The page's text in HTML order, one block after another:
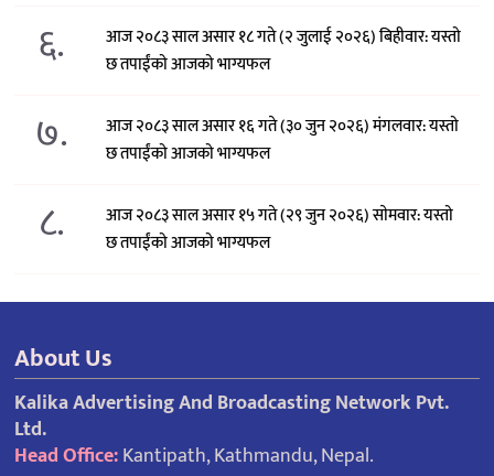
६.
आज २०८३ साल असार १८ गते (२ जुलाई २०२६) बिहीवार: यस्तो
छ तपाईंको आजको भाग्यफल
७.
आज २०८३ साल असार १६ गते (३० जुन २०२६) मंगलवार: यस्तो
छ तपाईंको आजको भाग्यफल
८.
आज २०८३ साल असार १५ गते (२९ जुन २०२६) साेमवार: यस्तो
छ तपाईंको आजको भाग्यफल
About Us
Kalika Advertising And Broadcasting Network Pvt.
Ltd.
Head Office:Kantipath, Kathmandu, Nepal.